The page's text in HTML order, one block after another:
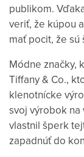
publikom.
veriť, že kúpou
mať pocit, že sú
Módne značky,
Tiffany & Co.,
klenotnícke
svoj výrobok na
vlastnil šperk
zapadnúť do